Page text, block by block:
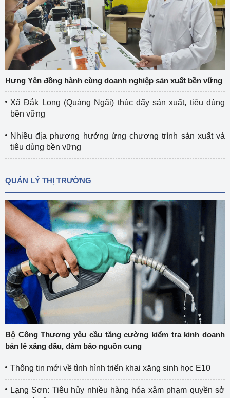
Hưng Yên đồng hành cùng doanh nghiệp sản xuất bền vững
Xã Đắk Long (Quảng Ngãi) thúc đẩy sản xuất, tiêu dùng
bền vững
Nhiều địa phương hưởng ứng chương trình sản xuất và
tiêu dùng bền vững
QUẢN LÝ THỊ TRƯỜNG
Bộ Công Thương yêu cầu tăng cường kiểm tra kinh doanh
bán lẻ xăng dầu, đảm bảo nguồn cung
Thông tin mới về tình hình triển khai xăng sinh học E10
Lạng Sơn: Tiêu hủy nhiều hàng hóa xâm phạm quyền sở